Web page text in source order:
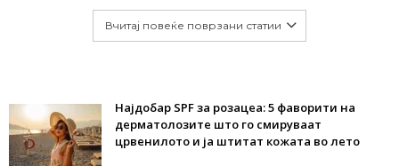
Вчитај повеќе поврзани статии
Најдобар SPF за розацеа: 5 фаворити на
дерматолозите што го смируваат
црвенилото и ја штитат кожата во лето